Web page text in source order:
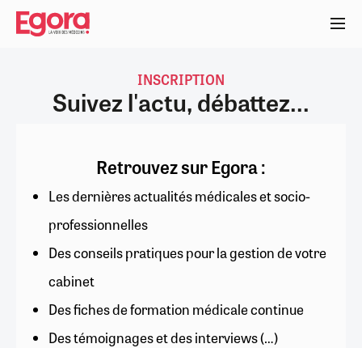
Aller
contenu
INSCRIPTION
Suivez l'actu, débattez...
Retrouvez sur Egora :
Les dernières actualités médicales et socio-
professionnelles
Des conseils pratiques pour la gestion de votre
cabinet
Des fiches de formation médicale continue
Des témoignages et des interviews (…)